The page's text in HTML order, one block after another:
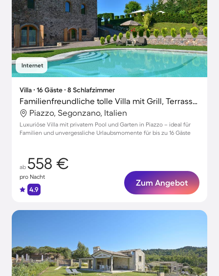
Internet
Villa ∙ 16 Gäste ∙ 8 Schlafzimmer
Familienfreundliche tolle Villa mit Grill, Terrasse und Garten
Piazzo, Segonzano, Italien
Luxuriöse Villa mit privatem Pool und Garten in Piazzo – ideal für
Familien und unvergessliche Urlaubsmomente für bis zu 16 Gäste
ab 558 €
pro Nacht
4.9
Zum Angebot